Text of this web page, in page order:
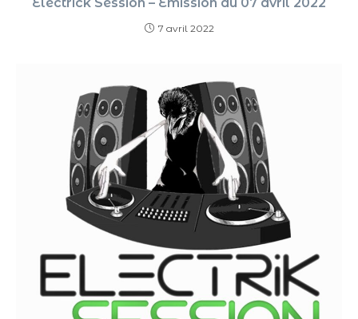
Electrick Session – Émission du 07 avril 2022
7 avril 2022